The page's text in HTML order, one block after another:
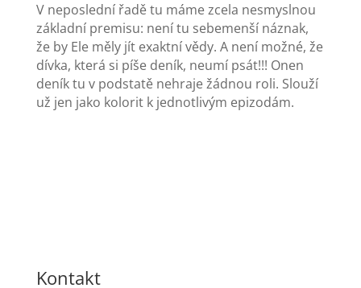
V neposlední řadě tu máme zcela nesmyslnou
základní premisu: není tu sebemenší náznak,
že by Ele měly jít exaktní vědy. A není možné, že
dívka, která si píše deník, neumí psát!!! Onen
deník tu v podstatě nehraje žádnou roli. Slouží
už jen jako kolorit k jednotlivým epizodám.
Kontakt